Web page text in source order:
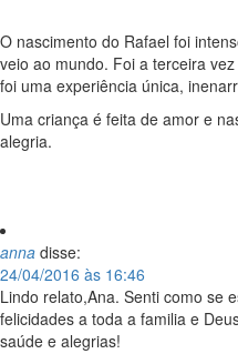
O nascimento do Rafael foi
veio ao mundo. Foi a terceira
foi uma experiência única,
Uma criança é feita de amor e
alegria.
anna disse:
24/04/2016 às 16:46
Lindo relato,Ana. Senti como se
felicidades a toda a familia e
saúde e alegrias!